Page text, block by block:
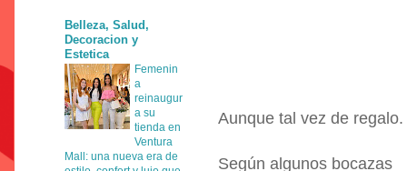
Aunque tal vez de regalo.
Según algunos bocazas
Belleza, Salud,
Decoracion y
Estetica
Femenin
a
reinaugur
a su
tienda en
Ventura
Mall: una nueva era de